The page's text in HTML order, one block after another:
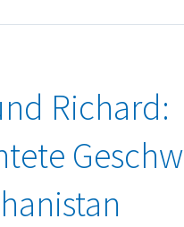
Richard: